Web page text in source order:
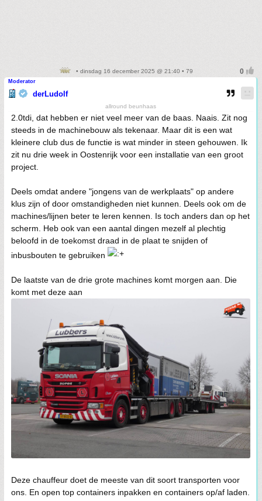
• dinsdag 16 december 2025 @ 21:40 • 79
Moderator
derLudolf
allround beunhaas
2.0tdi, dat hebben er niet veel meer van de baas. Naais. Zit nog
steeds in de machinebouw als tekenaar. Maar dit is een wat
kleinere club dus de functie is wat minder in steen gehouwen. Ik
zit nu drie week in Oostenrijk voor een installatie van een groot
project.
Deels omdat andere "jongens van de werkplaats" op andere
klus zijn of door omstandigheden niet kunnen. Deels ook om de
machines/lijnen beter te leren kennen. Is toch anders dan op het
scherm. Heb ook van een aantal dingen mezelf al plechtig
beloofd in de toekomst draad in de plaat te snijden of
inbusbouten te gebruiken
De laatste van de drie grote machines komt morgen aan. Die
komt met deze aan
Deze chauffeur doet de meeste van dit soort transporten voor
ons. En open top containers inpakken en containers op/af laden.